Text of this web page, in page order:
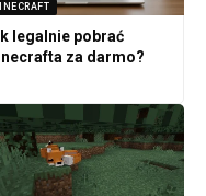
legalnie pobrać
za darmo?